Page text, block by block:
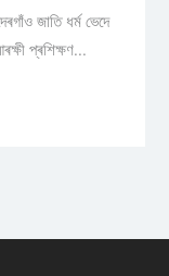
জাতি ধৰ্ম ভেদে
প্ৰশিক্ষণ...